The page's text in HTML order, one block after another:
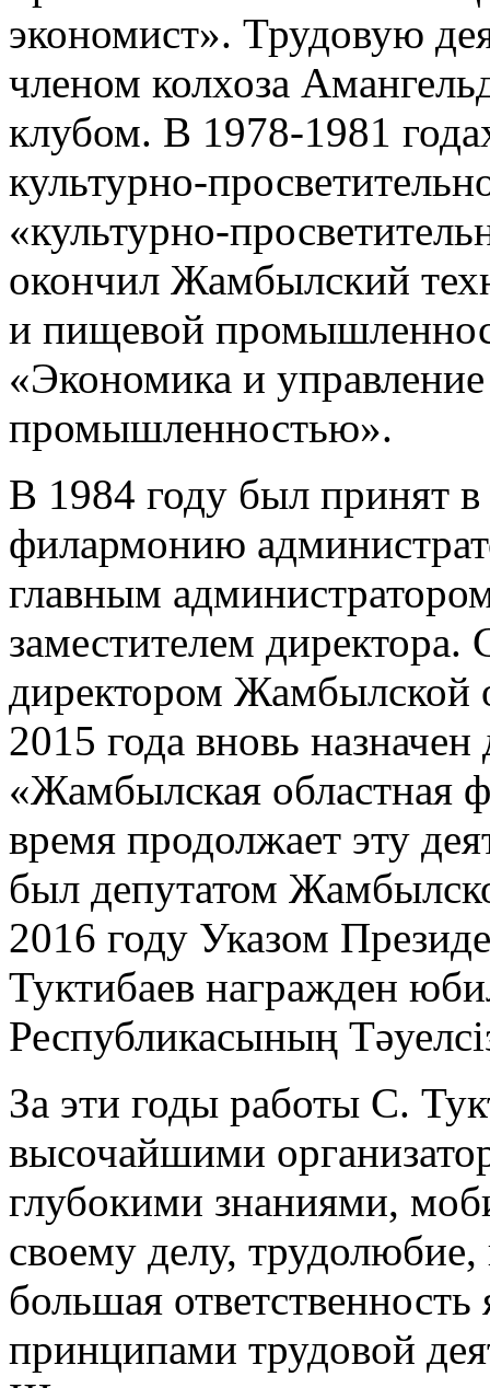
экономист». Трудовую
членом колхоза
клубом. В 1978-1981
культурно-
«культурно-
окончил Жамбылский
и пищевой
«Экономика и
промышленностью».
В 1984 году был принят
филармонию
главным
заместителем
директором
2015 года вновь
«Жамбылская областная
время продолжает эту
был депутатом
2016 году Указом
Туктибаев награжден
Республикасының
За эти годы работы С.
высочайшими
глубокими знаниями,
своему делу,
большая
принципами трудовой